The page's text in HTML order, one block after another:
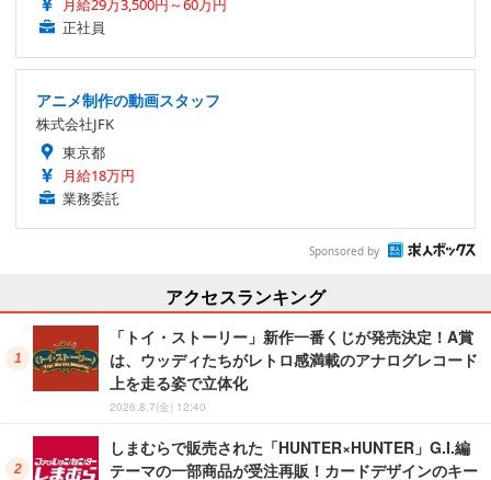
月給29万3,500円～60万円
正社員
アニメ制作の動画スタッフ
株式会社JFK
東京都
月給18万円
業務委託
Sponsored by
アクセスランキング
「トイ・ストーリー」新作一番くじが発売決定！A賞
は、ウッディたちがレトロ感満載のアナログレコード
上を走る姿で立体化
2026.8.7(金) 12:40
しまむらで販売された「HUNTER×HUNTER」G.I.編
テーマの一部商品が受注再販！カードデザインのキー